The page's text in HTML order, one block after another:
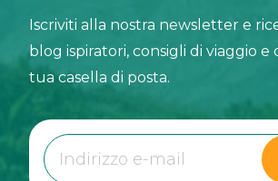
Iscriviti alla nostra newsletter e
blog ispiratori, consigli di viaggio
tua casella di posta.